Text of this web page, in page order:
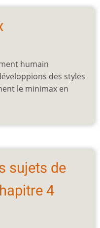
humain
des styles
le minimax en
sujets de
4